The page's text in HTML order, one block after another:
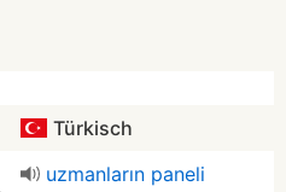
Türkisch
uzmanların paneli